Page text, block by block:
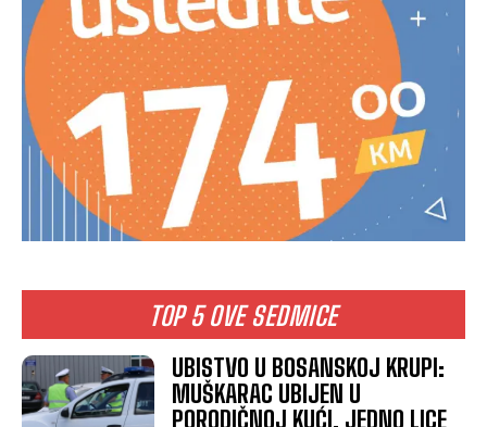
TOP 5 OVE SEDMICE
UBISTVO U BOSANSKOJ KRUPI:
MUŠKARAC UBIJEN U
PORODIČNOJ KUĆI, JEDNO LICE